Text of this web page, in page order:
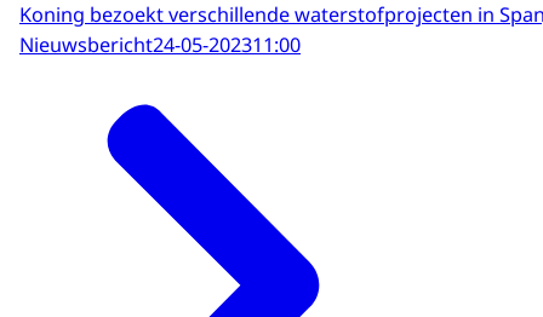
Koning bezoekt verschillende waterstofprojecten in
Nieuwsbericht24-05-202311:00